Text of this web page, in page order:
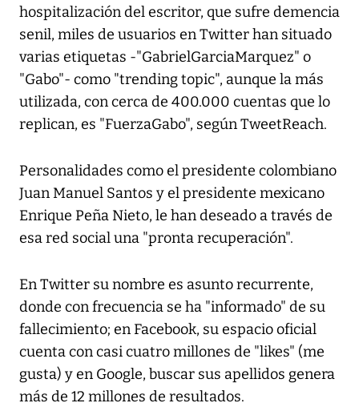
hospitalización del escritor, que sufre demencia
senil, miles de usuarios en Twitter han situado
varias etiquetas -"GabrielGarciaMarquez" o
"Gabo"- como "trending topic", aunque la más
utilizada, con cerca de 400.000 cuentas que lo
replican, es "FuerzaGabo", según TweetReach.
Personalidades como el presidente colombiano
Juan Manuel Santos y el presidente mexicano
Enrique Peña Nieto, le han deseado a través de
esa red social una "pronta recuperación".
En Twitter su nombre es asunto recurrente,
donde con frecuencia se ha "informado" de su
fallecimiento; en Facebook, su espacio oficial
cuenta con casi cuatro millones de "likes" (me
gusta) y en Google, buscar sus apellidos genera
más de 12 millones de resultados.